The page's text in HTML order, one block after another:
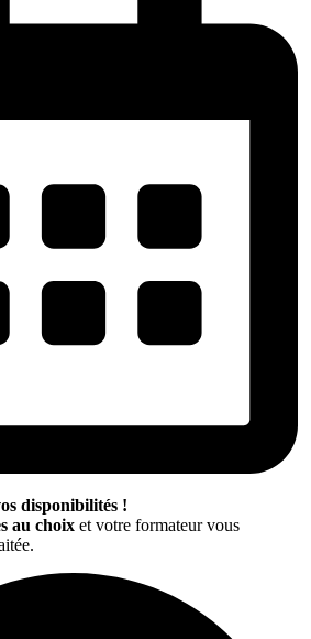
disponibilités !
au choix et votre formateur vous